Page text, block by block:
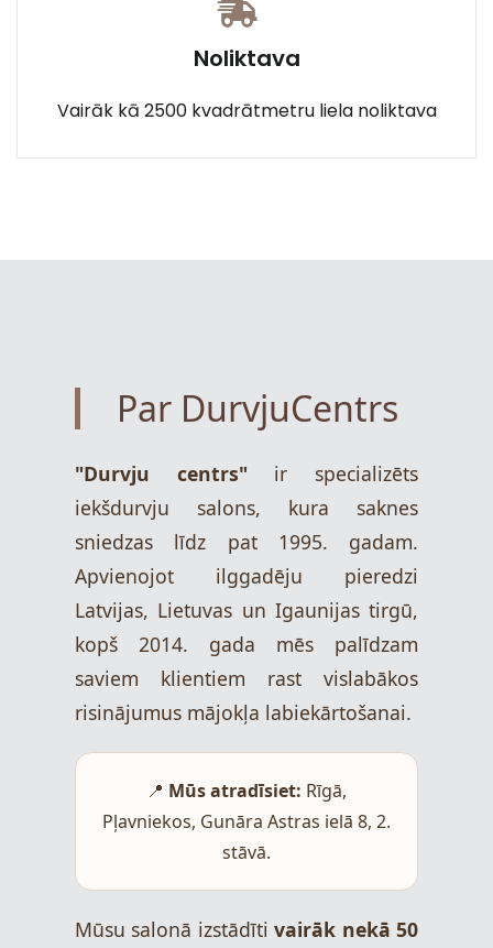
Noliktava
Vairāk kā 2500 kvadrātmetru liela noliktava
Par DurvjuCentrs
"Durvju centrs"ir specializēts
iekšdurvju salons, kura saknes
sniedzas līdz pat 1995. gadam.
Apvienojot ilggadēju pieredzi
Latvijas, Lietuvas un Igaunijas tirgū,
kopš 2014. gada mēs palīdzam
saviem klientiem rast vislabākos
risinājumus mājokļa labiekārtošanai.
📍 Mūs atradīsiet: Rīgā,
Pļavniekos, Gunāra Astras ielā 8, 2.
stāvā.
Mūsu salonā izstādītivairāk nekā 50